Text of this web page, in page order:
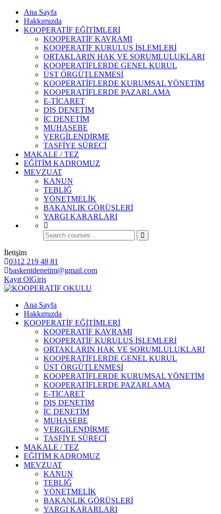
Ana Sayfa
Hakkımızda
KOOPERATİF EĞİTİMLERİ
KOOPERATİF KAVRAMI
KOOPERATİF KURULUŞ İŞLEMLERİ
ORTAKLARIN HAK VE SORUMLULUKLARI
KOOPERATİFLERDE GENEL KURUL
ÜST ÖRGÜTLENMESİ
KOOPERATİFLERDE KURUMSAL YÖNETİM
KOOPERATİFLERDE PAZARLAMA
E-TİCARET
DIŞ DENETİM
İÇ DENETİM
MUHASEBE
VERGİLENDİRME
TASFİYE SÜRECİ
MAKALE / TEZ
EĞİTİM KADROMUZ
MEVZUAT
KANUN
TEBLİĞ
YÖNETMELİK
BAKANLIK GÖRÜŞLERİ
YARGI KARARLARI
İletişim
0312 219 48 81
baskentdenetim@gmail.com
Kayıt OlGiriş
Ana Sayfa
Hakkımızda
KOOPERATİF EĞİTİMLERİ
KOOPERATİF KAVRAMI
KOOPERATİF KURULUŞ İŞLEMLERİ
ORTAKLARIN HAK VE SORUMLULUKLARI
KOOPERATİFLERDE GENEL KURUL
ÜST ÖRGÜTLENMESİ
KOOPERATİFLERDE KURUMSAL YÖNETİM
KOOPERATİFLERDE PAZARLAMA
E-TİCARET
DIŞ DENETİM
İÇ DENETİM
MUHASEBE
VERGİLENDİRME
TASFİYE SÜRECİ
MAKALE / TEZ
EĞİTİM KADROMUZ
MEVZUAT
KANUN
TEBLİĞ
YÖNETMELİK
BAKANLIK GÖRÜŞLERİ
YARGI KARARLARI